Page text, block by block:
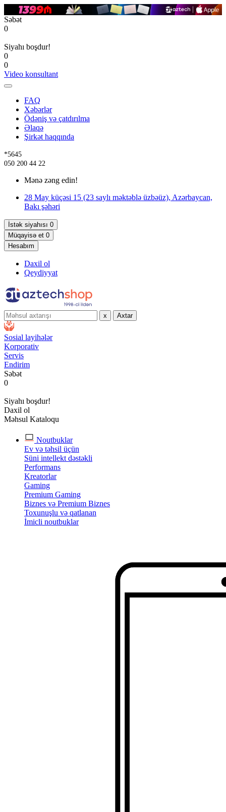
Səbət
0
Siyahı boşdur!
0
0
Video konsultant
FAQ
Xəbərlər
Ödəniş və çatdırılma
Əlaqə
Şirkət haqqında
*5645
050 200 44 22
Mənə zəng edin!
28 May küçəsi 15 (23 saylı məktəblə üzbəüz), Azərbaycan,
Bakı şəhəri
İstək siyahısı 0
Müqayisə et 0
Hesabım
Daxil ol
Qeydiyyat
x Axtar
Sosial layihələr
Korporativ
Servis
Endirim
Səbət
0
Siyahı boşdur!
Daxil ol
Məhsul Kataloqu
Noutbuklar
Ev və təhsil üçün
Süni intellekt dəstəkli
Performans
Kreatorlar
Gaming
Premium Gaming
Biznes və Premium Biznes
Toxunuşlu və qatlanan
İmicli noutbuklar